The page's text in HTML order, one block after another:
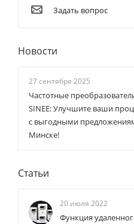
Задать вопрос
Новости
27 сентября 2025
Частотные
SINEE: Улучшите ваши
с выгодными
Минске!
Статьи
20 июля 2022
Функция